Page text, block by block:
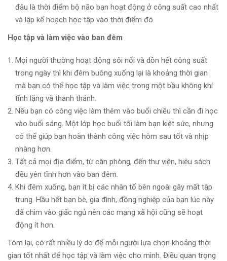
đâu là thời điểm bộ não bạn hoạt động ở công suất cao nhất
và lập kế hoạch học tập vào thời điểm đó.
Học tập và làm việc vào ban đêm
Mọi người thường hoạt động sôi nổi và dồn hết công suất
trong ngày thì khi đêm buông xuống lại là khoảng thời gian
mà bạn có thể học tập và làm việc trong một bầu không khí
tĩnh lặng và thanh thảnh.
Nếu bạn có công việc làm thêm vào buổi chiều thì cần đi học
vào buổi sáng. Một lớp học buổi tối làm bạn kiệt sức, nhưng
có thể giúp bạn hoàn thành công việc hôm sau tốt và nhịp
nhàng hơn.
Tất cả mọi địa điểm, từ căn phòng, đến thư viện, hiệu sách
đều yên tĩnh hơn vào ban đêm.
Khi đêm xuống, bạn ít bị các nhân tố bên ngoài gây mất tập
trung. Hầu hết bạn bè, gia đình, đồng nghiệp của bạn lúc này
đã chìm vào giấc ngủ nên các mạng xã hội cũng sẽ hoạt
động ít hơn.
Tóm lại, có rất nhiều lý do để mỗi người lựa chọn khoảng thời
gian tốt nhất để học tập và làm việc cho mình. Điều quan trọng